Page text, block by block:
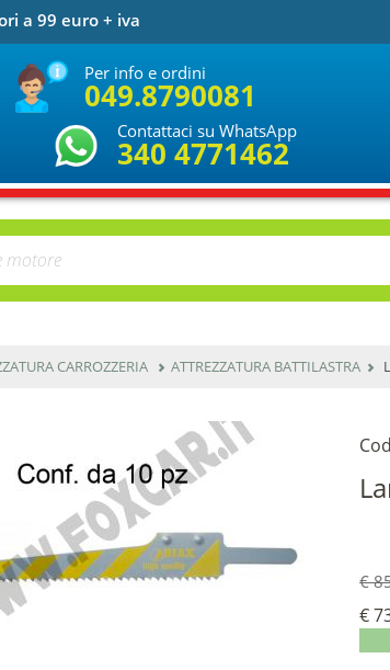
a 99 euro + iva
Per info e ordini
049.8790081
Contattaci su WhatsApp
340 4771462
CARROZZERIA ATTREZZATURA BATTILASTRA
€
€